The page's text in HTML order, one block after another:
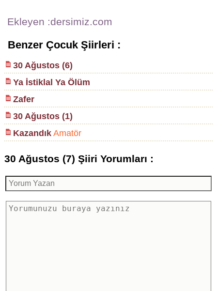
Ekleyen :dersimiz.com
Benzer Çocuk Şiirleri :
30 Ağustos (6)
Ya İstiklal Ya Ölüm
Zafer
30 Ağustos (1)
KazandıkAmatör
30 Ağustos (7) Şiiri Yorumları :